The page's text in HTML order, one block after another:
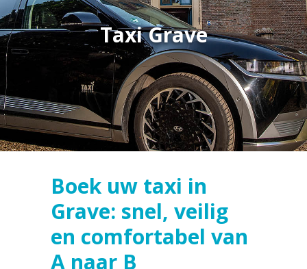
Taxi Grave
Boek uw taxi in
Grave: snel, veilig
en comfortabel van
A naar B